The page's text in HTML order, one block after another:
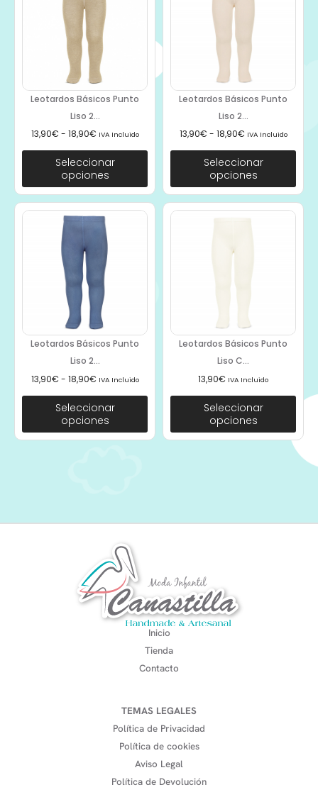
Leotardos Básicos Punto
Liso 2...
13,90€ - 18,90€ IVA Incluido
Seleccionar
opciones
Leotardos Básicos Punto
Liso 2...
13,90€ - 18,90€ IVA Incluido
Seleccionar
opciones
Leotardos Básicos Punto
Liso 2...
13,90€ - 18,90€ IVA Incluido
Seleccionar
opciones
Leotardos Básicos Punto
Liso C...
13,90€ IVA Incluido
Seleccionar
opciones
Inicio
Tienda
Contacto
TEMAS LEGALES
Política de Privacidad
Política de cookies
Aviso Legal
Política de Devolución